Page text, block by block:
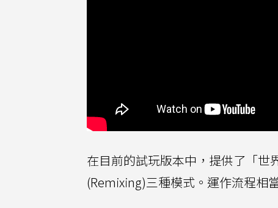
在目前的試玩版本中，提供了「世
(Remixing)三種模式。運作流程相